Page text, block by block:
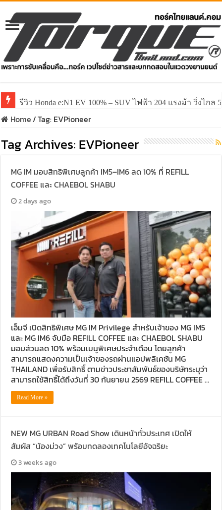
รีวิว Honda e:N1 EV 100% – SUV ไฟฟ้า 204 แรงม้า วิ่งไกล
Home/Tag: EVPioneer
Tag Archives: EVPioneer
MG IM มอบสิทธิพิเศษลูกค้า IM5–IM6 ลด 10% ที่ REFILL
COFFEE และ CHAEBOL SHABU
2 days ago
เอ็มจี เปิดสิทธิพิเศษ MG IM Privilege สำหรับเจ้าของ MG IM5
และ MG IM6 จับมือ REFILL COFFEE และ CHAEBOL SHABU
มอบส่วนลด 10% พร้อมเมนูพิเศษประจำเดือน โดยลูกค้า
สามารถแสดงความเป็นเจ้าของรถผ่านแอปพลิเคชัน MG
THAILAND เพื่อรับสิทธิ์ ตามข่าวประชาสัมพันธ์ของบริษัทระบุว่า
สามารถใช้สิทธิ์ได้ถึงวันที่ 30 กันยายน 2569 REFILL COFFEE …
Read More »
NEW MG URBAN Road Show เดินหน้าทั่วประเทศ เปิดให้
สัมผัส “น้องม่วง” พร้อมทดลองเทคโนโลยีอัจฉริยะ
3 weeks ago